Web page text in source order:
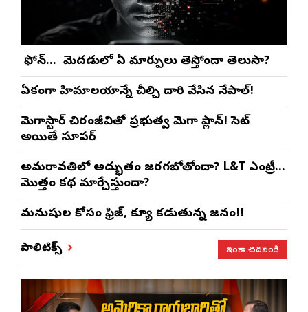
మీ ఫోన్… మీ మెదడులో ఏ మార్పులు తెస్తోందా తెలుసా?
ఏకంగా హిమాలయాన్నే చీల్చి దారి వేసిన నేపాల్!
మెగాస్టార్ చిరంజీవితో ప్రభుత్వ మెగా ప్లాన్! సెట్
అయితే సూపర్
అమరావతిలో అద్భుతం జరగబోతోందా? L&T ఎంట్రీ…
మొత్తం కథ మార్చేస్తుందా?
మనుషుల కోసం ఫ్రిజ్, క్యూ కడుతున్న జనం!!
పాలిటిక్స్ ఇంకా చదవండి